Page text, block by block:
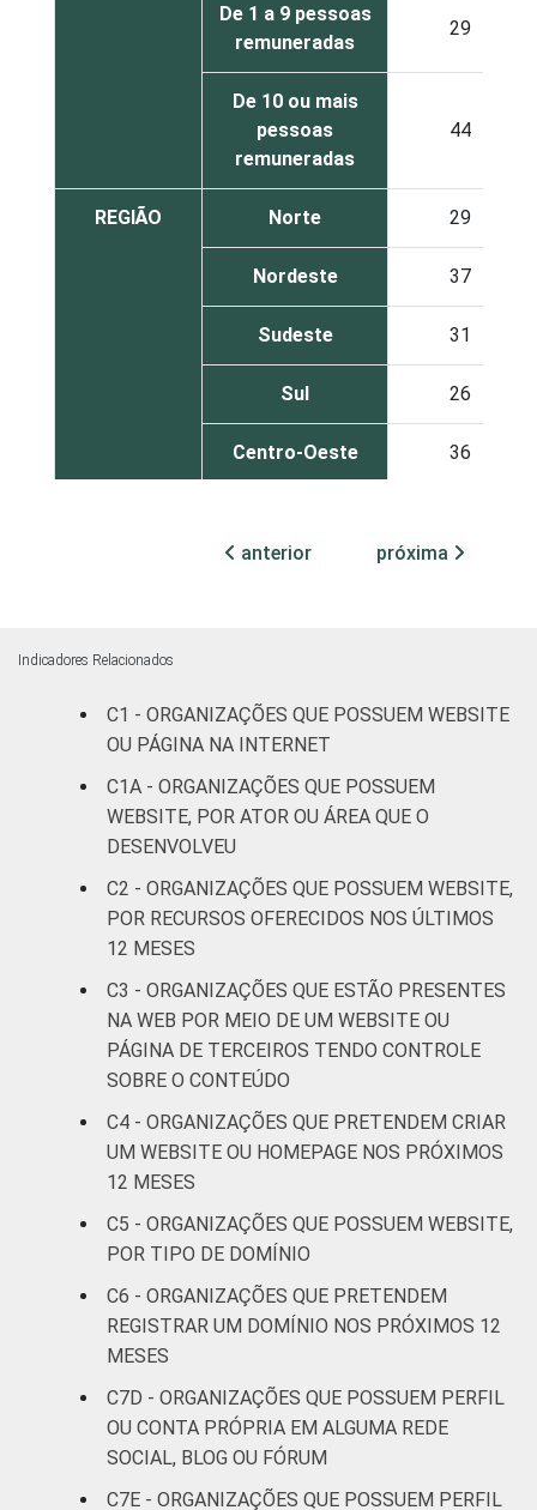
De 1 a 9 pessoas
remuneradas
29
De 10 ou mais
pessoas
remuneradas
44
REGIÃO Norte 29
Nordeste 37
Sudeste 31
Sul 26
Centro-Oeste 36
patronais,
33
Educação e
pesquisa
Desenvolvimento
direitos
Saúde e
assistência
social
Outros 30
Fonte: CGI.br/NIC.br, Centro Regional de
Estudos para o Desenvolvimento da
Sociedade da Informação (Cetic.br),
Informação e Comunicação nas organizações
sem fins lucrativos brasileiras - TIC
Organizações Sem Fins Lucrativos 2016
anterior próxima
Indicadores Relacionados
C1 - ORGANIZAÇÕES QUE POSSUEM WEBSITE
OU PÁGINA NA INTERNET
C1A - ORGANIZAÇÕES QUE POSSUEM
WEBSITE, POR ATOR OU ÁREA QUE O
DESENVOLVEU
C2 - ORGANIZAÇÕES QUE POSSUEM WEBSITE,
POR RECURSOS OFERECIDOS NOS ÚLTIMOS
12 MESES
C3 - ORGANIZAÇÕES QUE ESTÃO PRESENTES
NA WEB POR MEIO DE UM WEBSITE OU
PÁGINA DE TERCEIROS TENDO CONTROLE
SOBRE O CONTEÚDO
C4 - ORGANIZAÇÕES QUE PRETENDEM CRIAR
UM WEBSITE OU HOMEPAGE NOS PRÓXIMOS
12 MESES
C5 - ORGANIZAÇÕES QUE POSSUEM WEBSITE,
POR TIPO DE DOMÍNIO
C6 - ORGANIZAÇÕES QUE PRETENDEM
REGISTRAR UM DOMÍNIO NOS PRÓXIMOS 12
MESES
C7D - ORGANIZAÇÕES QUE POSSUEM PERFIL
OU CONTA PRÓPRIA EM ALGUMA REDE
SOCIAL, BLOG OU FÓRUM
C7E - ORGANIZAÇÕES QUE POSSUEM PERFIL